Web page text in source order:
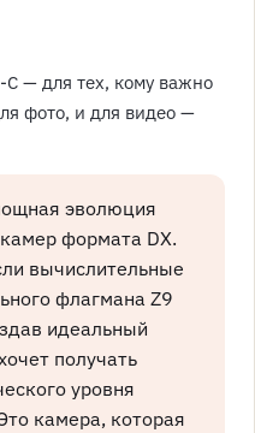
— для тех, кому важно
фото, и для видео —
эволюция
формата DX.
вычислительные
флагмана Z9
идеальный
получать
уровня
камера, которая